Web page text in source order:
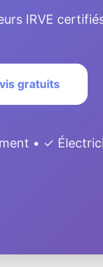
IRVE
gratuits
• ✓